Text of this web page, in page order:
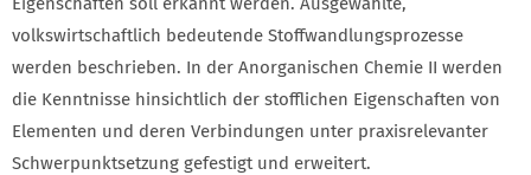
volkswirtschaftlich bedeutende Stoffwandlungsprozesse
werden beschrieben. In der Anorganischen Chemie II werden
die Kenntnisse hinsichtlich der stofflichen Eigenschaften von
Elementen und deren Verbindungen unter praxisrelevanter
Schwerpunktsetzung gefestigt und erweitert.